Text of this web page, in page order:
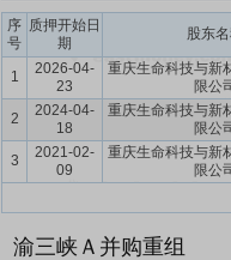
序
号
质押开始日
期
股东
1
2026-04-
23
重庆生命科技与新
限公
2
2024-04-
18
重庆生命科技与新
限公
3
2021-02-
09
重庆生命科技与新
限公
渝三峡Ａ并购重组